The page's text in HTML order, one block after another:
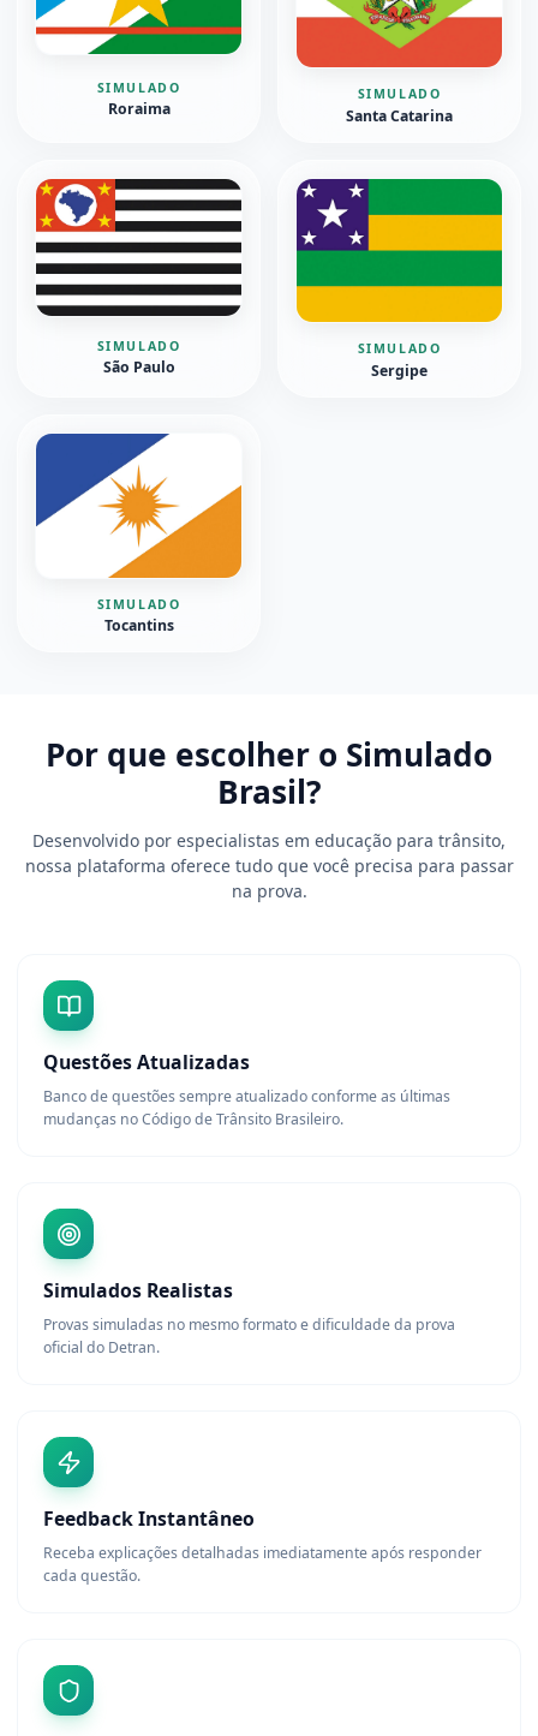
SIMULADO
Roraima
SIMULADO
Santa Catarina
SIMULADO
São Paulo
SIMULADO
Sergipe
SIMULADO
Tocantins
Por que escolher o Simulado
Brasil?
Desenvolvido por especialistas em educação para trânsito,
nossa plataforma oferece tudo que você precisa para passar
na prova.
Questões Atualizadas
Banco de questões sempre atualizado conforme as últimas
mudanças no Código de Trânsito Brasileiro.
Simulados Realistas
Provas simuladas no mesmo formato e dificuldade da prova
oficial do Detran.
Feedback Instantâneo
Receba explicações detalhadas imediatamente após responder
cada questão.